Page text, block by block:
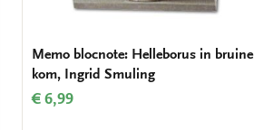
Memo blocnote: Helleborus in bruine
kom, Ingrid Smuling
€ 6,99